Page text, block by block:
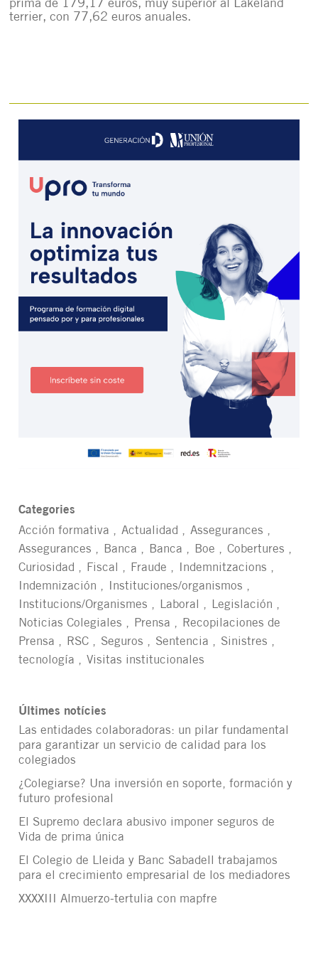
prima de 179,17 euros, muy superior al Lakeland
terrier, con 77,62 euros anuales.
Categories
Acción formativa
Actualidad
Assegurances
Assegurances
Banca Banca Boe
Cobertures
Curiosidad
Fiscal Fraude
Indemnitzacions
Indemnización
Instituciones/organismos
Institucions/Organismes
Laboral
Legislación
Noticias Colegiales
Prensa
Recopilaciones de
Prensa
RSC Seguros Sentencia
Sinistres
tecnología
Visitas institucionales
Últimes notícies
Las entidades colaboradoras: un pilar fundamental
para garantizar un servicio de calidad para los
colegiados
¿Colegiarse? Una inversión en soporte, formación y
futuro profesional
El Supremo declara abusivo imponer seguros de
Vida de prima única
El Colegio de Lleida y Banc Sabadell trabajamos
para el crecimiento empresarial de los mediadores
XXXXIII Almuerzo-tertulia con mapfre